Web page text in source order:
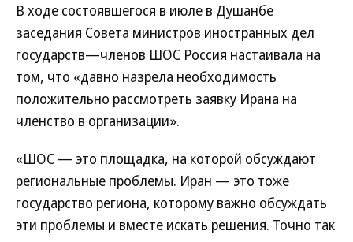
В ходе состоявшегося в июле в Душанбе
заседания Совета министров иностранных дел
государств—членов ШОС Россия настаивала на
том, что «давно назрела необходимость
положительно рассмотреть заявку Ирана на
членство в организации».
«ШОС — это площадка, на которой обсуждают
региональные проблемы. Иран — это тоже
государство региона, которому важно обсуждать
эти проблемы и вместе искать решения. Точно так